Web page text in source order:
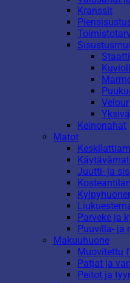
Kranssit
Velour
Keinonahat
Matot
Juutti- ja
Parveke ja
Puuvilla- ja
Makuuhuone
Muovitettu
Patjat ja
Peitot ja